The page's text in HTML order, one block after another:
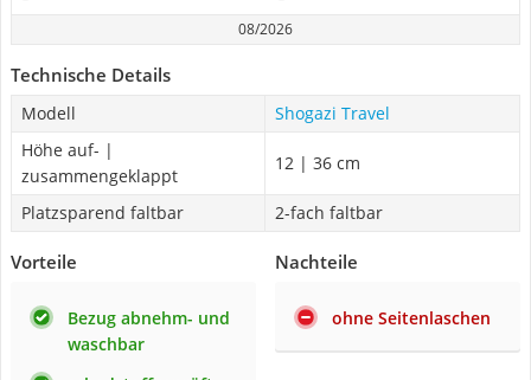
08/2026
Technische Details
Modell
Shogazi Travel
Höhe auf- |
zusammengeklappt
12 | 36 cm
Platzsparend faltbar 2-fach faltbar
Vorteile
Bezug abnehm- und
waschbar
Nachteile
ohne Seitenlaschen